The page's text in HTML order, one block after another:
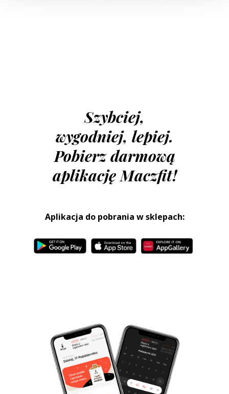
Szybciej,
wygodniej, lepiej.
Pobierz darmową
aplikację Maczfit!
Aplikacja do pobrania w sklepach: